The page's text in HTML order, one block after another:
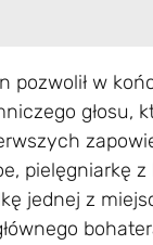
pozwolił w
głosu,
pielęgniarkę
jednej z